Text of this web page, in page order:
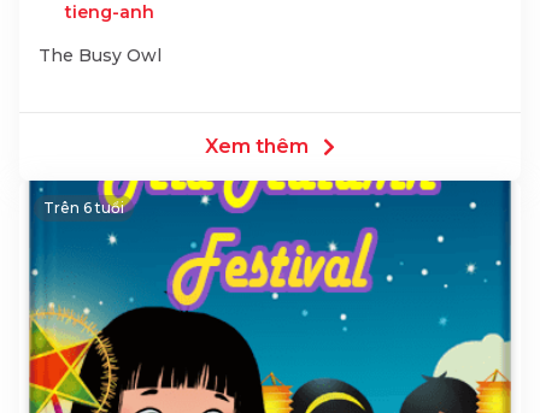
tieng-anh
The Busy Owl
Xem thêm
Trên 6 tuổi